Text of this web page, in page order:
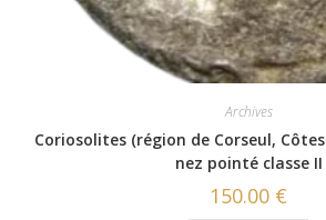
Archives
Coriosolites (région de Corseul,
nez pointé classe II
150.00 €